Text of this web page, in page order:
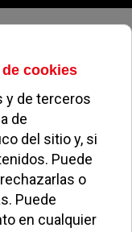
2012